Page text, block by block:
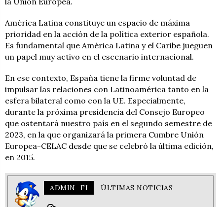
América Latina constituye un espacio de máxima
prioridad en la acción de la política exterior española.
Es fundamental que América Latina y el Caribe jueguen
un papel muy activo en el escenario internacional.
En ese contexto, España tiene la firme voluntad de
impulsar las relaciones con Latinoamérica tanto en la
esfera bilateral como con la UE. Especialmente,
durante la próxima presidencia del Consejo Europeo
que ostentará nuestro país en el segundo semestre de
2023, en la que organizará la primera Cumbre Unión
Europea-CELAC desde que se celebró la última edición,
en 2015.
ADMIN_FI ÚLTIMAS NOTICIAS